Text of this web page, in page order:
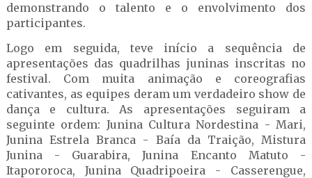
demonstrando o talento e o envolvimento dos
participantes.
Logo em seguida, teve início a sequência de
apresentações das quadrilhas juninas inscritas no
festival. Com muita animação e coreografias
cativantes, as equipes deram um verdadeiro show de
dança e cultura. As apresentações seguiram a
seguinte ordem: Junina Cultura Nordestina - Mari,
Junina Estrela Branca - Baía da Traição, Mistura
Junina - Guarabira, Junina Encanto Matuto -
Itapororoca, Junina Quadripoeira - Casserengue,